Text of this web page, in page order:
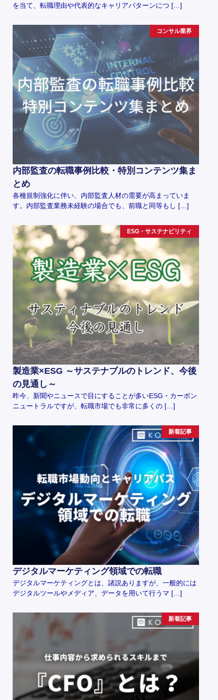
を当て、転職理由や代表的なキャリアパターンにつ […]
コンサル業界
内部監査の転職事例比較・特別コンテンツ集ま
とめ
各種規制強化に伴い、内部監査人材の需要が高まっていま
す。内部監査業務未経験の場合でも、前職と同等もし […]
ESG・サステナビリティ
製造業×ESG ～サステナブルのトレンド、今後
の見通し～
昨今、新聞やニュースで目にすることが多いESG・カーボン
ニュートラルですが、転職市場でも非常に多くの […]
新着記事
デジタルマーケティング領域での転職
デジタルマーケティングとは、諸説ありますが、一般的には
デジタルツールやメディア、データを用いて行うマ […]
新着記事